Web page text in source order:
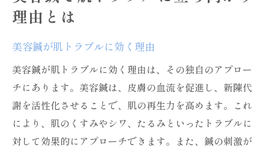
理由とは
美容鍼が肌トラブルに効く理由
美容鍼が肌トラブルに効く理由は、その独自のアプロー
チにあります。美容鍼は、皮膚の血流を促進し、新陳代
謝を活性化させることで、肌の再生力を高めます。これ
により、肌のくすみやシワ、たるみといったトラブルに
対して効果的にアプローチできます。また、鍼の刺激が